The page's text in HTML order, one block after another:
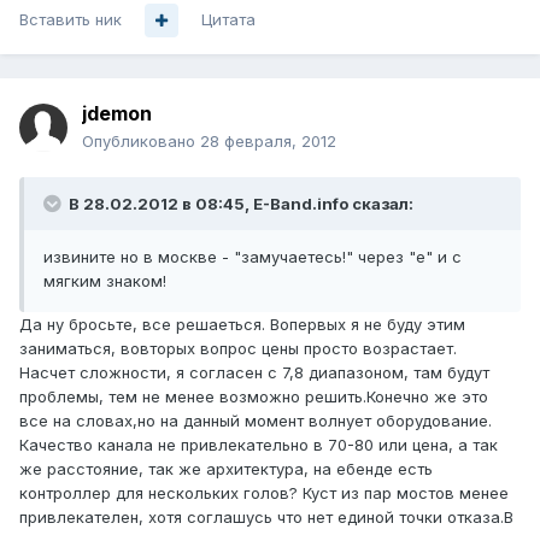
Вставить ник Цитата
jdemon
Опубликовано 28 февраля, 2012
В 28.02.2012 в 08:45, E-Band.info сказал:
извините но в москве - "замучаетесь!" через "е" и с
мягким знаком!
Да ну бросьте, все решаеться. Вопервых я не буду этим
заниматься, вовторых вопрос цены просто возрастает.
Насчет сложности, я согласен с 7,8 диапазоном, там будут
проблемы, тем не менее возможно решить.Конечно же это
все на словах,но на данный момент волнует оборудование.
Качество канала не привлекательно в 70-80 или цена, а так
же расстояние, так же архитектура, на ебенде есть
контроллер для нескольких голов? Куст из пар мостов менее
привлекателен, хотя соглашусь что нет единой точки отказа.В